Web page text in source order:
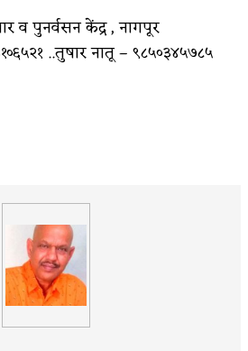
व पुनर्वसन केंद्र , नागपूर
..तुषार नातू – ९८५०३४५७८५